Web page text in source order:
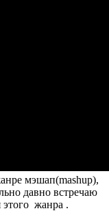
мэшап(mashup),
давно встречаю
этого жанра .